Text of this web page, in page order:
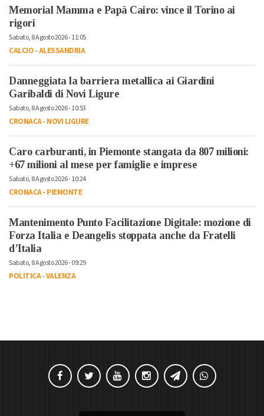
Memorial Mamma e Papà Cairo: vince il Torino ai
rigori
Sabato, 8 Agosto 2026 - 11:05
CALCIO-ALESSANDRIA
Danneggiata la barriera metallica ai Giardini
Garibaldi di Novi Ligure
Sabato, 8 Agosto 2026 - 10:53
CRONACA-NOVI LIGURE
Caro carburanti, in Piemonte stangata da 807 milioni:
+67 milioni al mese per famiglie e imprese
Sabato, 8 Agosto 2026 - 10:24
CRONACA-PIEMONTE
Mantenimento Punto Facilitazione Digitale: mozione di
Forza Italia e Deangelis stoppata anche da Fratelli
d’Italia
Sabato, 8 Agosto 2026 - 09:29
POLITICA-VALENZA